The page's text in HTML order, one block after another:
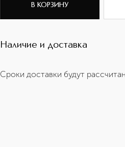
В КОРЗИНУ
Наличие и доставка
Сроки доставки будут